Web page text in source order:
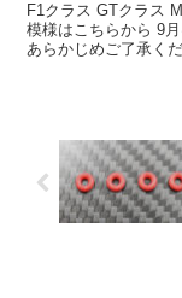
F1クラス GTクラス
模様はこちらから 9
あらかじめご了承くだ